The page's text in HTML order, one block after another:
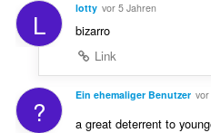
L lotty vor 5 Jahren
bizarro
Link
? Ein ehemaliger Benutzer
a great deterrent to